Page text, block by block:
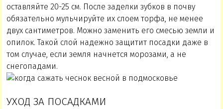
оставляйте 20-25 см. После заделки зубков в почву
обязательно мульчируйте их слоем торфа, не менее
двух сантиметров. Можно заменить его смесью земли и
опилок. Такой слой надежно защитит посадки даже в
том случае, если земля начнется морозами, а не
снегопадами.
УХОД ЗА ПОСАДКАМИ